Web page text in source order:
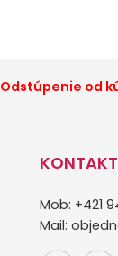
Odstúpenie od
Mob: +421
Mail: